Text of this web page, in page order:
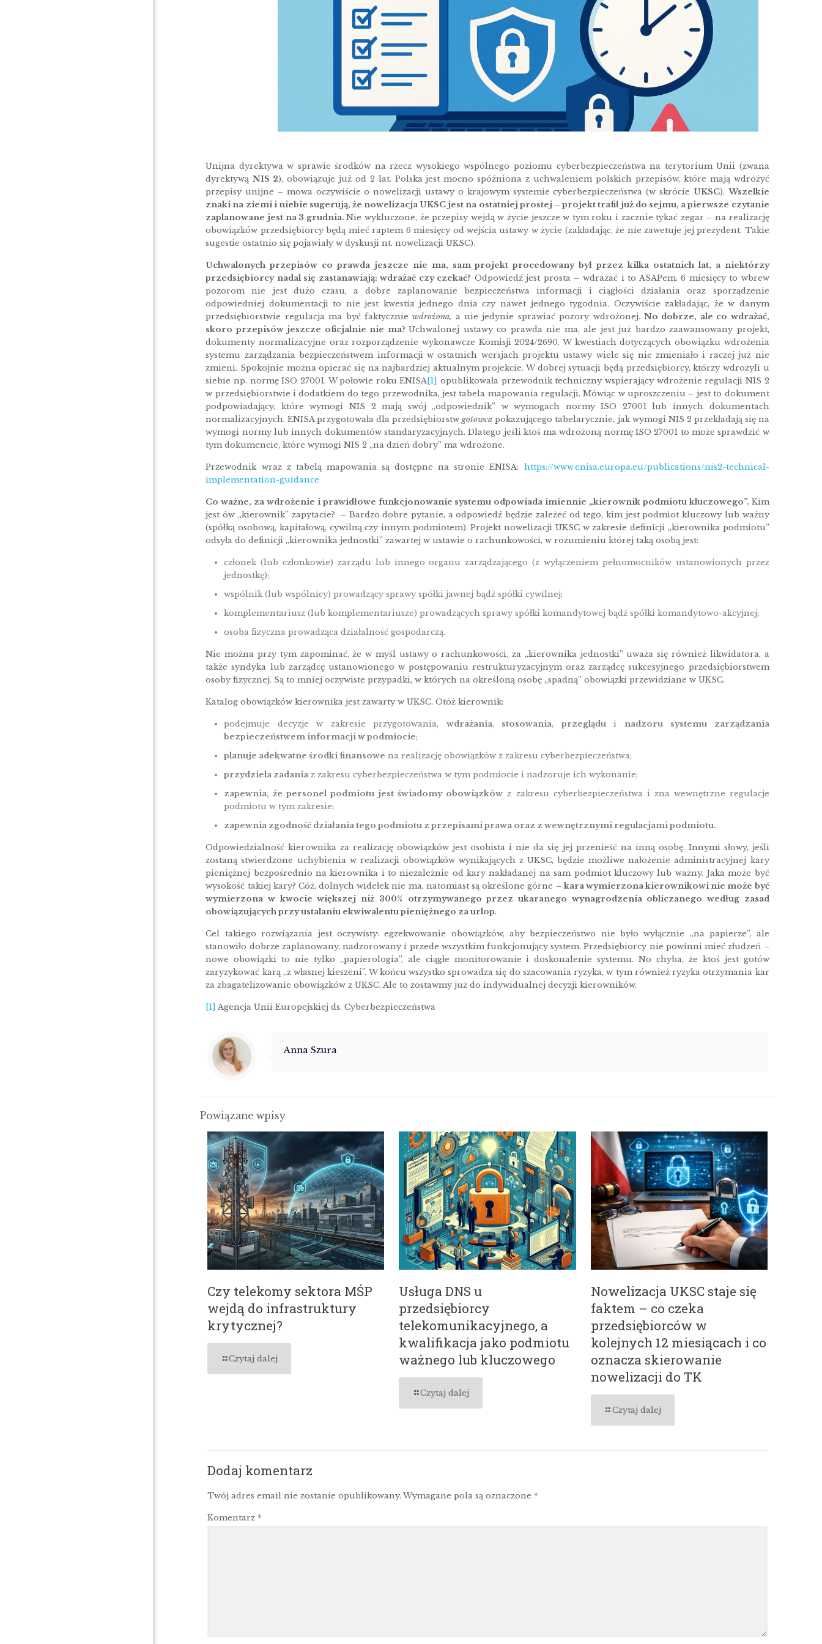
Unijna dyrektywa w sprawie środków na rzecz wysokiego wspólnego poziomu cyberbezpieczeństwa na terytorium Unii (zwana
dyrektywąNIS 2), obowiązuje już od 2 lat. Polska jest mocno spóźniona z uchwaleniem polskich przepisów, które mają wdrożyć
przepisy unijne – mowa oczywiście o nowelizacji ustawy o krajowym systemie cyberbezpieczeństwa (w skrócie UKSC). Wszelkie
znaki na ziemi i niebie sugerują, że nowelizacja UKSC jest na ostatniej prostej – projekt trafił już do sejmu, a pierwsze czytanie
zaplanowane jest na 3 grudnia.Nie wykluczone, że przepisy wejdą w życie jeszcze w tym roku i zacznie tykać zegar – na realizację
obowiązków przedsiębiorcy będą mieć raptem 6 miesięcy od wejścia ustawy w życie (zakładając, że nie zawetuje jej prezydent. Takie
sugestie ostatnio się pojawiały w dyskusji nt. nowelizacji UKSC).
Uchwalonych przepisów co prawda jeszcze nie ma, sam projekt procedowany był przez kilka ostatnich lat, a niektórzy
przedsiębiorcy nadal się zastanawiają: wdrażać czy czekać? Odpowiedź jest prosta – wdrażać i to ASAPem. 6 miesięcy to wbrew
pozorom nie jest dużo czasu, a dobre zaplanowanie bezpieczeństwa informacji i ciągłości działania oraz sporządzenie
odpowiedniej dokumentacji to nie jest kwestia jednego dnia czy nawet jednego tygodnia. Oczywiście zakładając, że w danym
przedsiębiorstwie regulacja ma być faktyczniewdrożona, a nie jedynie sprawiać pozory wdrożonej.No dobrze, ale co wdrażać,
skoro przepisów jeszcze oficjalnie nie ma?Uchwalonej ustawy co prawda nie ma, ale jest już bardzo zaawansowany projekt,
dokumenty normalizacyjne oraz rozporządzenie wykonawcze Komisji 2024/2690. W kwestiach dotyczących obowiązku wdrożenia
systemu zarządzania bezpieczeństwem informacji w ostatnich wersjach projektu ustawy wiele się nie zmieniało i raczej już nie
zmieni. Spokojnie można opierać się na najbardziej aktualnym projekcie. W dobrej sytuacji będą przedsiębiorcy, którzy wdrożyli u
siebie np. normę ISO 27001. W połowie roku ENISA[1] opublikowała przewodnik techniczny wspierający wdrożenie regulacji NIS 2
w przedsiębiorstwie i dodatkiem do tego przewodnika, jest tabela mapowania regulacji. Mówiąc w uproszczeniu – jest to dokument
podpowiadający, które wymogi NIS 2 mają swój „odpowiednik” w wymogach normy ISO 27001 lub innych dokumentach
normalizacyjnych. ENISA przygotowała dla przedsiębiorstwgotowca pokazującego tabelarycznie, jak wymogi NIS 2 przekładają się na
wymogi normy lub innych dokumentów standaryzacyjnych. Dlatego jeśli ktoś ma wdrożoną normę ISO 27001 to może sprawdzić w
tym dokumencie, które wymogi NIS 2 „na dzień dobry” ma wdrożone.
Przewodnik wraz z tabelą mapowania są dostępne na stronie ENISA: https://www.enisa.europa.eu/publications/nis2-technical-
implementation-guidance
Co ważne, za wdrożenie i prawidłowe funkcjonowanie systemu odpowiada imiennie „kierownik podmiotu kluczowego”. Kim
jest ów „kierownik” zapytacie? – Bardzo dobre pytanie, a odpowiedź będzie zależeć od tego, kim jest podmiot kluczowy lub ważny
(spółką osobową, kapitałową, cywilną czy innym podmiotem). Projekt nowelizacji UKSC w zakresie definicji „kierownika podmiotu”
odsyła do definicji „kierownika jednostki” zawartej w ustawie o rachunkowości, w rozumieniu której taką osobą jest:
członek (lub członkowie) zarządu lub innego organu zarządzającego (z wyłączeniem pełnomocników ustanowionych przez
jednostkę);
wspólnik (lub wspólnicy) prowadzący sprawy spółki jawnej bądź spółki cywilnej;
komplementariusz (lub komplementariusze) prowadzących sprawy spółki komandytowej bądź spółki komandytowo-akcyjnej;
osoba fizyczna prowadząca działalność gospodarczą.
Nie można przy tym zapominać, że w myśl ustawy o rachunkowości, za „kierownika jednostki” uważa się również likwidatora, a
także syndyka lub zarządcę ustanowionego w postępowaniu restrukturyzacyjnym oraz zarządcę sukcesyjnego przedsiębiorstwem
osoby fizycznej. Są to mniej oczywiste przypadki, w których na określoną osobę „spadną” obowiązki przewidziane w UKSC.
Katalog obowiązków kierownika jest zawarty w UKSC. Otóż kierownik:
podejmuje decyzje w zakresie przygotowania, wdrażania, stosowania, przeglądui nadzoru
systemu zarządzania
bezpieczeństwem informacji w podmiocie;
planuje adekwatne środki finansowe na realizację obowiązków z zakresu cyberbezpieczeństwa;
przydziela zadania z zakresu cyberbezpieczeństwa w tym podmiocie i nadzoruje ich wykonanie;
zapewnia, że personel podmiotu jest świadomy obowiązków z zakresu cyberbezpieczeństwa i zna wewnętrzne regulacje
podmiotu w tym zakresie;
zapewnia zgodność działania tego podmiotu z przepisami prawa oraz z wewnętrznymi regulacjami podmiotu.
Odpowiedzialność kierownika za realizację obowiązków jest osobista i nie da się jej przenieść na inną osobę. Innymi słowy, jeśli
zostaną stwierdzone uchybienia w realizacji obowiązków wynikających z UKSC, będzie możliwe nałożenie administracyjnej kary
pieniężnej bezpośrednio na kierownika i to niezależnie od kary nakładanej na sam podmiot kluczowy lub ważny. Jaka może być
wysokość takiej kary? Cóż, dolnych widełek nie ma, natomiast są określone górne – kara wymierzona kierownikowi nie może być
wymierzona w kwocie większej niż 300% otrzymywanego przez ukaranego wynagrodzenia obliczanego według zasad
obowiązujących przy ustalaniu ekwiwalentu pieniężnego za urlop.
Cel takiego rozwiązania jest oczywisty: egzekwowanie obowiązków, aby bezpieczeństwo nie było wyłącznie „na papierze”, ale
stanowiło dobrze zaplanowany, nadzorowany i przede wszystkim funkcjonujący system. Przedsiębiorcy nie powinni mieć złudzeń –
nowe obowiązki to nie tylko „papierologia”, ale ciągłe monitorowanie i doskonalenie systemu. No chyba, że ktoś jest gotów
zaryzykować karą „z własnej kieszeni”. W końcu wszystko sprowadza się do szacowania ryzyka, w tym również ryzyka otrzymania kar
za zbagatelizowanie obowiązków z UKSC. Ale to zostawmy już do indywidualnej decyzji kierowników.
[1] Agencja Unii Europejskiej ds. Cyberbezpieczeństwa
Anna Szura
Powiązane wpisy
Czy telekomy sektora MŚP
wejdą do infrastruktury
krytycznej?
Czytaj dalej
Usługa DNS u
przedsiębiorcy
telekomunikacyjnego, a
kwalifikacja jako podmiotu
ważnego lub kluczowego
Czytaj dalej
Nowelizacja UKSC staje się
faktem – co czeka
przedsiębiorców w
kolejnych 12 miesiącach i co
oznacza skierowanie
nowelizacji do TK
Czytaj dalej
Dodaj komentarz
Twój adres email nie zostanie opublikowany. Wymagane pola są oznaczone *
Komentarz *